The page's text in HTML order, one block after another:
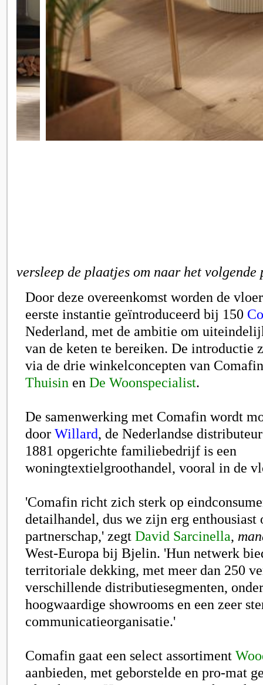
versleep de plaatjes om naar het
Door deze overeenkomst worden de
eerste instantie geïntroduceerd bij 150
Nederland, met de ambitie om
van de keten te bereiken. De introductie
via de drie winkelconcepten van
Thuisin en De Woonspecialist.
De samenwerking met Comafin wordt
door Willard, de Nederlandse
1881 opgerichte familiebedrijf is een
woningtextielgroothandel, vooral in de
'Comafin richt zich sterk op
detailhandel, dus we zijn erg enthousiast
partnerschap,' zegt David Sarcinella,
West-Europa bij Bjelin. 'Hun netwerk
territoriale dekking, met meer dan 250
verschillende distributiesegmenten,
hoogwaardige showrooms en een zeer
communicatieorganisatie.'
Comafin gaat een select assortiment
aanbieden, met geborstelde en pro-mat